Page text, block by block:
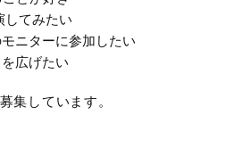
してみたい
ニターに参加したい
広げたい
集しています。